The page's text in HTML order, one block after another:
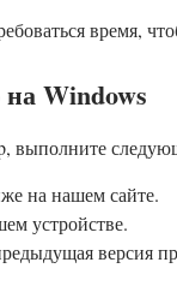
время,
Windows
выполните
на нашем сайте.
устройстве.
версия